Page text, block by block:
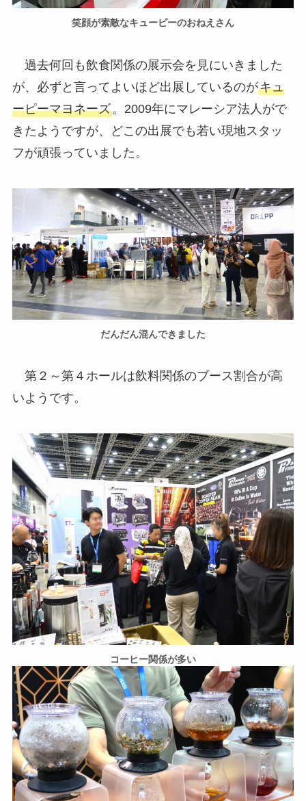
笑顔が素敵なキューピーのおねえさん
過去何回も飲食関係の展示会を見にいきました
が、必ずと言ってよいほど出展しているのがキュ
ーピーマヨネーズ。2009年にマレーシア法人がで
きたようですが、どこの出展でも若い現地スタッ
フが頑張っていました。
だんだん混んできました
第２～第４ホールは飲料関係のブース割合が高
いようです。
コーヒー関係が多い